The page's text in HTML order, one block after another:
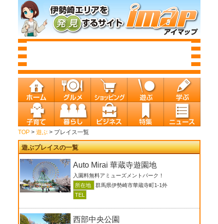
TOP> 遊ぶ> プレイス一覧
遊ぶプレイスの一覧
Auto Mirai 華蔵寺遊園地
入園料無料アミューズメントパーク！
所在地
群馬県伊勢崎市華蔵寺町1-1外
TEL
西部中央公園